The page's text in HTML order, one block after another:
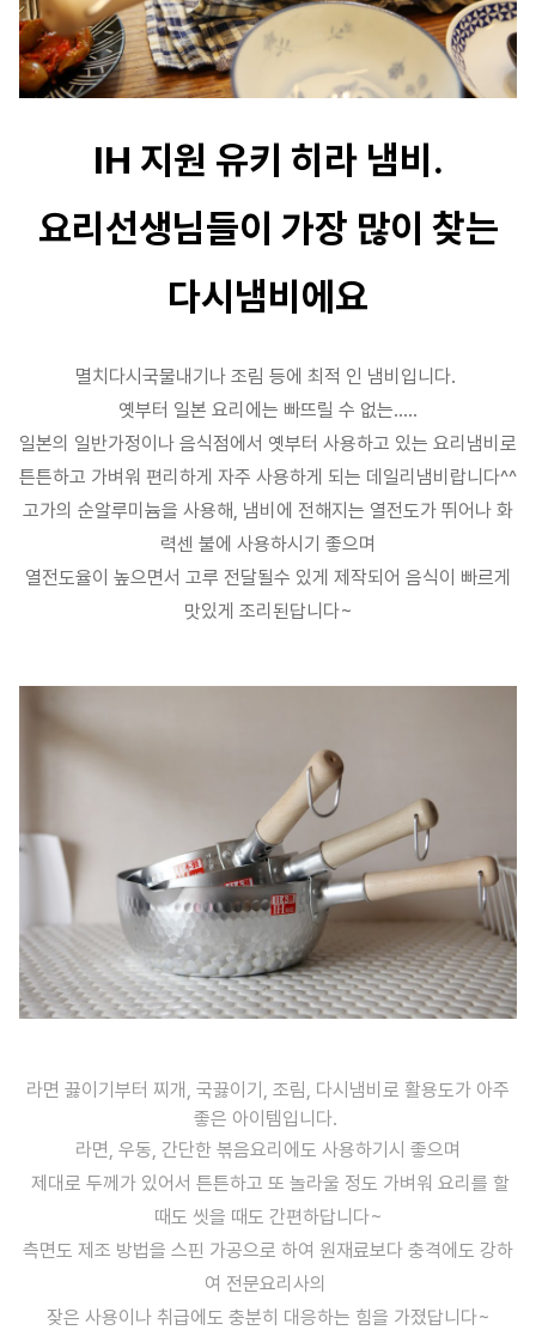
IH 지원 유키 히라 냄비.
요리선생님들이 가장 많이 찾는
다시냄비에요
멸치다시국물내기나 조림 등에 최적 인 냄비입니다.
옛부터 일본 요리에는 빠뜨릴 수 없는.....
일본의 일반가정이나 음식점에서 옛부터 사용하고 있는 요리냄비로
튼튼하고 가벼워 편리하게 자주 사용하게 되는 데일리냄비랍니다^^
고가의 순알루미늄을 사용해, 냄비에 전해지는 열전도가 뛰어나 화
력센 불에 사용하시기 좋으며
열전도율이 높으면서 고루 전달될수 있게 제작되어 음식이 빠르게
맛있게 조리된답니다~
라면 끓이기부터 찌개, 국끓이기, 조림, 다시냄비로 활용도가 아주
좋은 아이템입니다.
라면, 우동, 간단한 볶음요리에도 사용하기시 좋으며
제대로 두께가 있어서 튼튼하고 또 놀라울 정도 가벼워 요리를 할
때도 씻을 때도 간편하답니다~
측면도 제조 방법을 스핀 가공으로 하여 원재료보다 충격에도 강하
여 전문요리사의
잦은 사용이나 취급에도 충분히 대응하는 힘을 가졌답니다~